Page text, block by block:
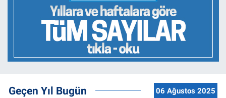
Geçen Yıl Bugün 06 Ağustos 2025